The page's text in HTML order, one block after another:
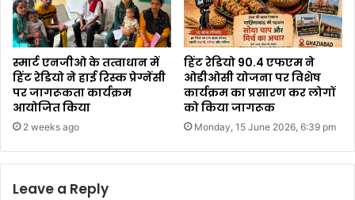
स्मार्ट एनजीओ के तत्वाधान में
हिंट रेडियो ने हाई रिस्क प्रेग्नेंसी
पर जागरूकता कार्यक्रम
आयोजित किया
2 weeks ago
हिंट रेडियो 90.4 एफएम ने
ओडीओसी योजना पर विशेष
कार्यक्रम का प्रसारण कर लोगों
को किया जागरूक
Monday, 15 June 2026, 6:39 pm
Leave a Reply